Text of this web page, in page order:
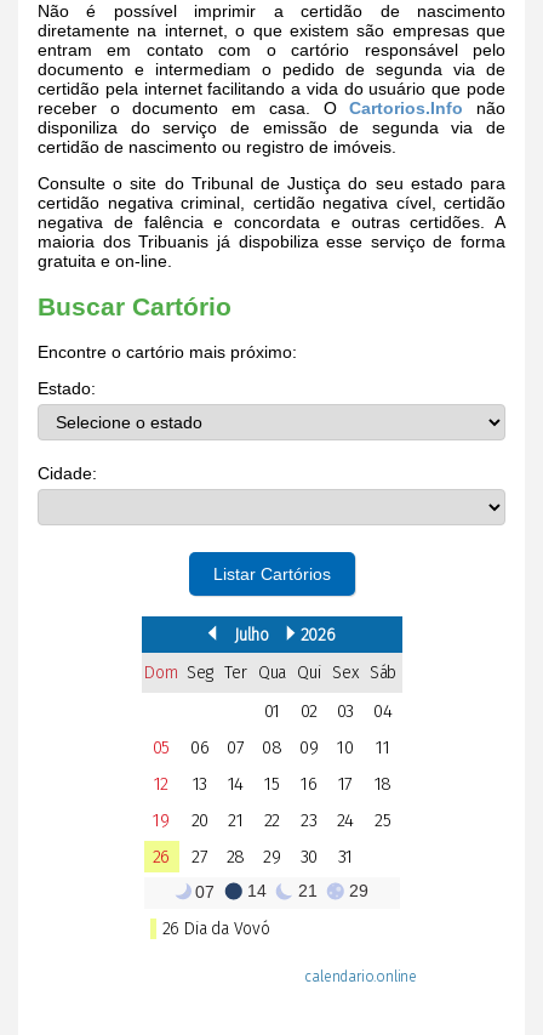
Não é possível imprimir a certidão de nascimento
diretamente na internet, o que existem são empresas que
entram em contato com o cartório responsável pelo
documento e intermediam o pedido de segunda via de
certidão pela internet facilitando a vida do usuário que pode
receber o documento em casa. OCartorios.Info não
disponiliza do serviço de emissão de segunda via de
certidão de nascimento ou registro de imóveis.
Consulte o site do Tribunal de Justiça do seu estado para
certidão negativa criminal, certidão negativa cível, certidão
negativa de falência e concordata e outras certidões. A
maioria dos Tribuanis já dispobiliza esse serviço de forma
gratuita e on-line.
Buscar Cartório
Encontre o cartório mais próximo:
Estado:
Cidade:
Listar Cartórios